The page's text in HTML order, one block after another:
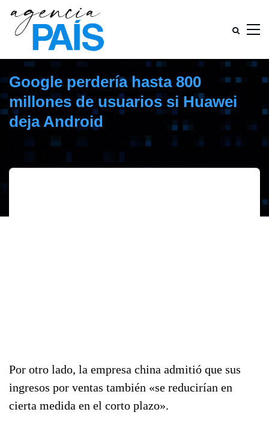
Google perdería hasta 800
millones de usuarios si Huawei
deja Android
Por otro lado, la empresa china admitió que sus
ingresos por ventas también «se reducirían en
cierta medida en el corto plazo».